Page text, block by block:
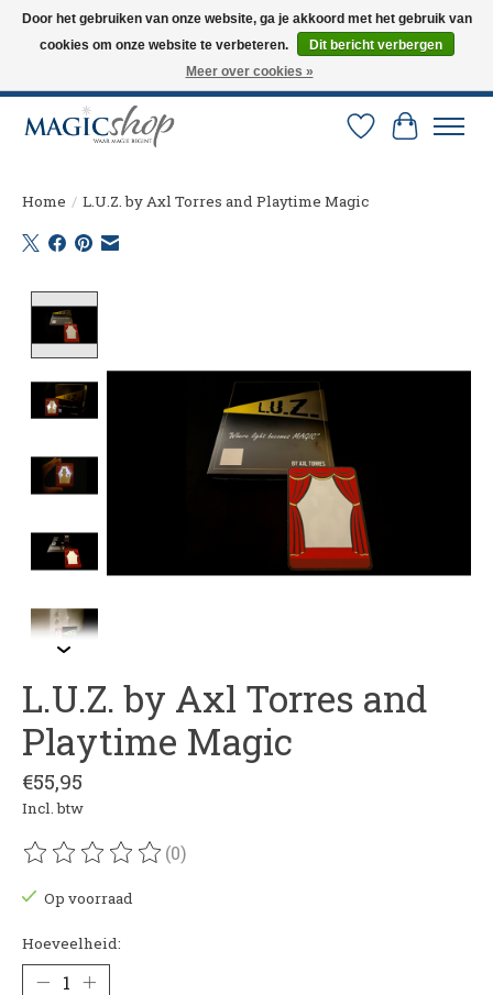
Altijd de nieuwste trucs op voorraad. Snelle verzending via PostNL en DHL.
Langskomen in onze winkel? Bel of mail om een afspraak te maken. 0251-
Verlanglijst
Home / L.U.Z. by Axl Torres and Playtime Magic
L.U.Z. by Axl Torres and
Playtime Magic
€55,95
Incl. btw
De beoordeling van dit product is
(0)
Op voorraad
Hoeveelheid:
Door het gebruiken van onze website, ga je akkoord met het gebruik van
cookies om onze website te verbeteren.
Dit bericht verbergen
Meer over cookies »